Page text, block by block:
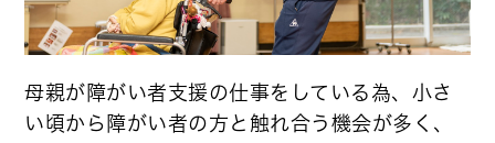
母親が障がい者支援の仕事をしている為、小さ
い頃から障がい者の方と触れ合う機会が多く、